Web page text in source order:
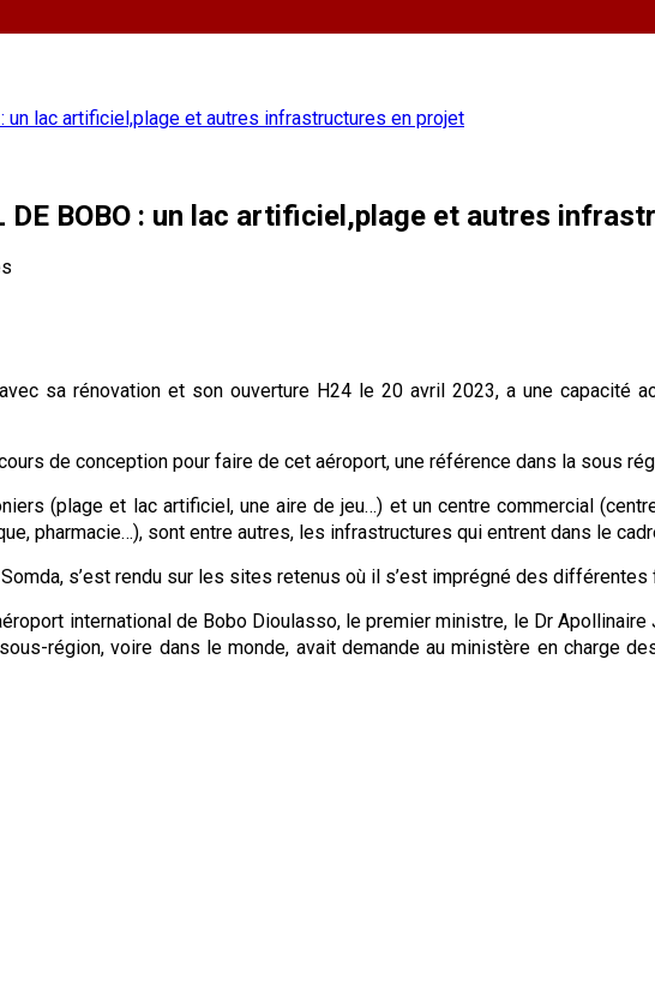
: un lac artificiel,plage et autres infrastructures en projet
DE BOBO : un lac artificiel,plage et autres
sa rénovation et son ouverture H24 le 20 avril 2023, a une
de conception pour faire de cet aéroport, une référence dans la sous
(plage et lac artificiel, une aire de jeu…) et un centre commercial
pharmacie…), sont entre autres, les infrastructures qui entrent dans le
s’est rendu sur les sites retenus où il s’est imprégné des
international de Bobo Dioulasso, le premier ministre, le Dr
région, voire dans le monde, avait demande au ministère en charge